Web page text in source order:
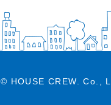
© HOUSE CREW. Co.,